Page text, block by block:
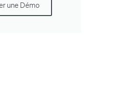
une Démo